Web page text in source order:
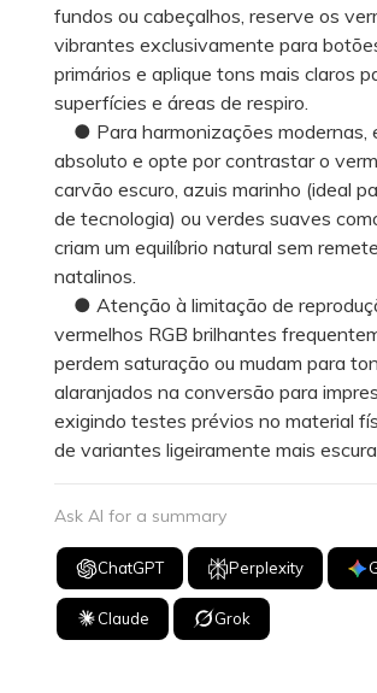
fundos ou cabeçalhos, reserve os
vibrantes exclusivamente para
primários e aplique tons mais claros
superfícies e áreas de respiro.
● Para harmonizações modernas,
absoluto e opte por contrastar o
carvão escuro, azuis marinho (ideal
de tecnologia) ou verdes suaves
criam um equilíbrio natural sem
natalinos.
● Atenção à limitação de
vermelhos RGB brilhantes
perdem saturação ou mudam para
alaranjados na conversão para
exigindo testes prévios no material
de variantes ligeiramente mais
Ask AI for a summary
ChatGPT Perplexity
Claude Grok